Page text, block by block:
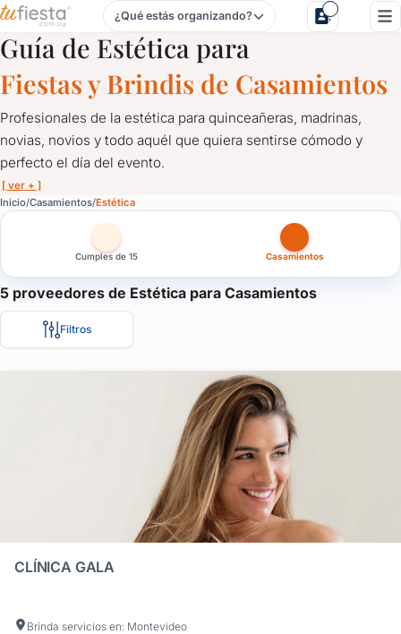
Estética para Casamientos en Uruguay
¿Qué estás organizando?
Guía de Estética para
Fiestas y Brindis de Casamientos
Profesionales de la estética para quinceañeras, madrinas,
novias, novios y todo aquél que quiera sentirse cómodo y
perfecto el día del evento.
[ ver + ]
Inicio Casamientos Estética
Cumples de 15 Casamientos
5 proveedores de Estética para Casamientos
Filtros
CLÍNICA GALA
Brinda servicios en: Montevideo
Estética para Casamientos en Uruguay
Profesionales de la estética para quinceañeras, madrinas,
Spa, masajes, maquillaje, uñas, peinado, todo en un mismo
Estética para invitados, empresarios, empresarias, artistas,